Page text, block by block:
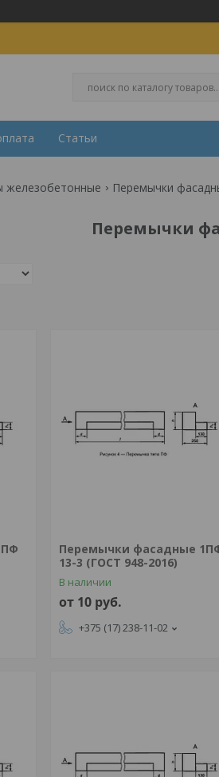
Статьи
железобетонные Перемычки
Перемычки
Перемычки фасадные
13-3 (ГОСТ 948-2016)
В наличии
от 10 руб.
+375 (17) 238-11-02